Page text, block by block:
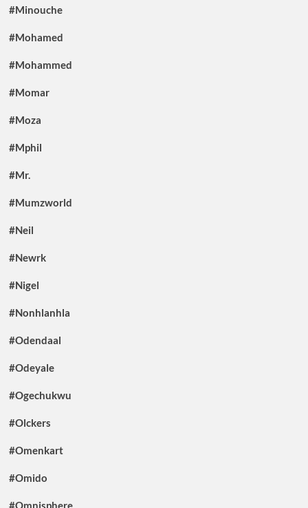
#Minouche
#Mohamed
#Mohammed
#Momar
#Moza
#Mphil
#Mr.
#Mumzworld
#Neil
#Newrk
#Nigel
#Nonhlanhla
#Odendaal
#Odeyale
#Ogechukwu
#Olckers
#Omenkart
#Omido